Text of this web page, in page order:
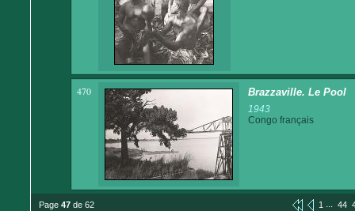
470 Brazzaville. Le Pool
1943
Congo français
Page 47 de 62 1 ... 44